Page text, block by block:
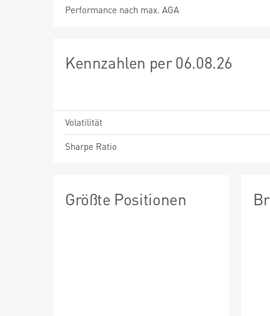
Performance nach max. AGA
Kennzahlen per 06.08.26
Volatilität
Sharpe Ratio
Größte Positionen